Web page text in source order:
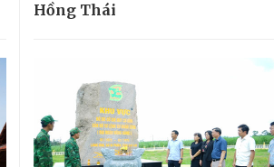
Hồng Thái